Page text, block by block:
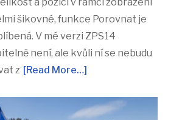
a pozici v rámci zobrazení
šikovné, funkce Porovnat je
V mé verzi ZPS14
není, ale kvůli ní se nebudu
z [Read More…]